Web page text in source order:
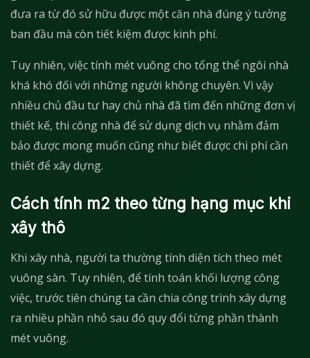
đưa ra từ đó sử hữu được một căn nhà đúng ý tưởng
ban đầu mà còn tiết kiệm được kinh phí.
Tuy nhiên, việc tính mét vuông cho tổng thể ngôi nhà
khá khó đối với những người không chuyên. Vì vậy
nhiều chủ đầu tư hay chủ nhà đã tìm đến những đơn vị
thiết kế, thi công nhà để sử dụng dịch vụ nhằm đảm
bảo được mong muốn cũng như biết được chi phí cần
thiết để xây dựng.
Cách tính m2 theo từng hạng mục khi
xây thô
Khi xây nhà, người ta thường tính diện tích theo mét
vuông sàn. Tuy nhiên, để tính toán khối lượng công
việc, trước tiên chúng ta cần chia công trình xây dựng
ra nhiều phần nhỏ sau đó quy đổi từng phần thành
mét vuông.